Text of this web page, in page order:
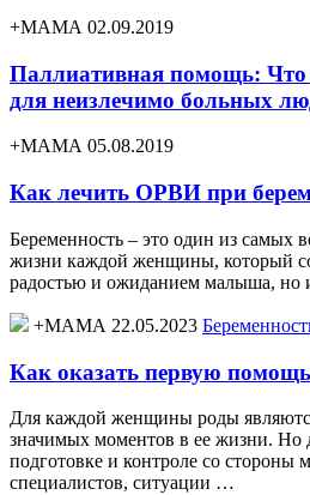
+МАМА 02.09.2019
Паллиативная помощь: Что
для неизлечимо больных
+МАМА 05.08.2019
Как лечить ОРВИ при
Беременность – это один из самых
жизни каждой женщины, который
радостью и ожиданием малыша, но
+МАМА 22.05.2023
Как оказать первую
Для каждой женщины роды
значимых моментов в ее жизни. Но
подготовке и контроле со стороны
специалистов, ситуации …